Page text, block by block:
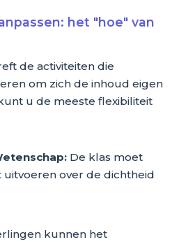
het "hoe" van
de activiteiten die
om zich de inhoud eigen
u de meeste flexibiliteit
De klas moet
over de dichtheid
kunnen het